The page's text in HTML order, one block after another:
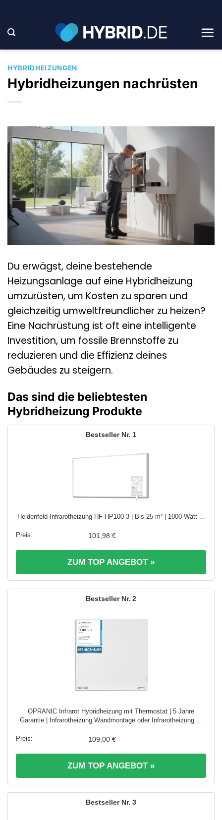
springen
HYBRIDHEIZUNGEN
Hybridheizungen nachrüsten
Du erwägst, deine bestehende
Heizungsanlage auf eine Hybridheizung
umzurüsten, um Kosten zu sparen und
gleichzeitig umweltfreundlicher zu heizen?
Eine Nachrüstung ist oft eine intelligente
Investition, um fossile Brennstoffe zu
reduzieren und die Effizienz deines
Gebäudes zu steigern.
Das sind die beliebtesten
Hybridheizung Produkte
1
Heidenfeld Infrarotheizung HF-HP100-3 | Bis 25 m² | 1000 Watt ...
101,98 €
ZUM TOP ANGEBOT »
2
OPRANIC Infrarot Hybridheizung mit Thermostat | 5 Jahre
Garantie | Infrarotheizung Wandmontage oder Infrarotheizung ...
109,00 €
ZUM TOP ANGEBOT »
3